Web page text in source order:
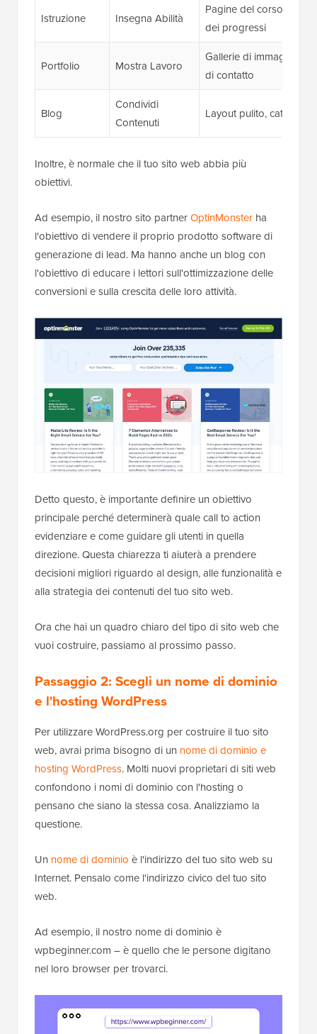
Istruzione Insegna Abilità
Pagine del corso,
dei progressi
Portfolio Mostra Lavoro
Gallerie di immagini,
di contatto
Blog
Condividi
Contenuti
Layout pulito,
Inoltre, è normale che il tuo sito web abbia più
obiettivi.
Ad esempio, il nostro sito partnerOptinMonster ha
l'obiettivo di vendere il proprio prodotto software di
generazione di lead. Ma hanno anche un blog con
l'obiettivo di educare i lettori sull'ottimizzazione delle
conversioni e sulla crescita delle loro attività.
Detto questo, è importante definire un obiettivo
principale perché determinerà quale call to action
evidenziare e come guidare gli utenti in quella
direzione. Questa chiarezza ti aiuterà a prendere
decisioni migliori riguardo al design, alle funzionalità e
alla strategia dei contenuti del tuo sito web.
Ora che hai un quadro chiaro del tipo di sito web che
vuoi costruire, passiamo al prossimo passo.
Passaggio 2: Scegli un nome di dominio
e l'hosting WordPress
Per utilizzare WordPress.org per costruire il tuo sito
web, avrai prima bisogno di un nome di dominio e
hosting WordPress. Molti nuovi proprietari di siti web
confondono i nomi di dominio con l'hosting o
pensano che siano la stessa cosa. Analizziamo la
questione.
Un nome di dominio è l'indirizzo del tuo sito web su
Internet. Pensalo come l'indirizzo civico del tuo sito
web.
Ad esempio, il nostro nome di dominio è
wpbeginner.com – è quello che le persone digitano
nel loro browser per trovarci.